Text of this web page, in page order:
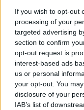
If you wish to opt-out
processing of your
targeted advertising
section to confirm
opt-out request is
interest-based ads
us or personal
your opt-out. You
disclosure of your
IAB’s list of
that Super
#kellerrose x
A post shared by